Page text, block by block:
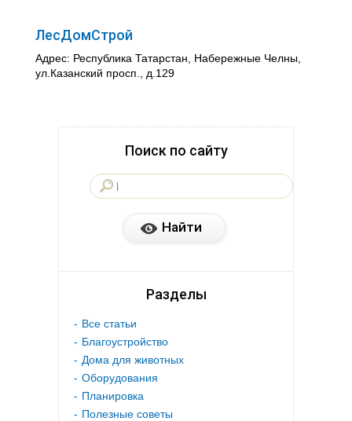
ЛесДомСтрой
Адрес: Республика Татарстан, Набережные Челны,
ул.Казанский просп., д.129
Поиск по сайту
Разделы
Все статьи
Благоустройство
Дома для животных
Оборудования
Планировка
Полезные советы